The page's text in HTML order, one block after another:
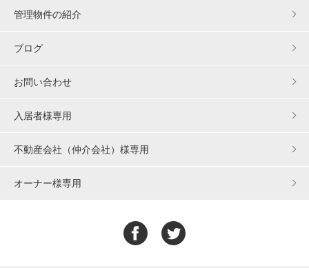
管理物件の紹介
ブログ
お問い合わせ
入居者様専用
不動産会社（仲介会社）様専用
オーナー様専用